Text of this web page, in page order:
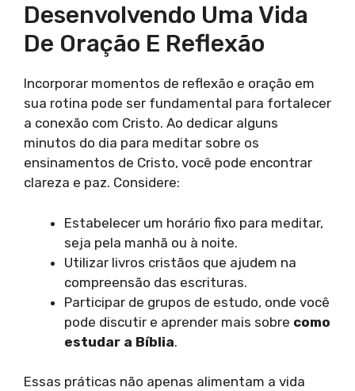
Desenvolvendo Uma Vida
De Oração E Reflexão
Incorporar momentos de reflexão e oração em
sua rotina pode ser fundamental para fortalecer
a conexão com Cristo. Ao dedicar alguns
minutos do dia para meditar sobre os
ensinamentos de Cristo, você pode encontrar
clareza e paz. Considere:
Estabelecer um horário fixo para meditar,
seja pela manhã ou à noite.
Utilizar livros cristãos que ajudem na
compreensão das escrituras.
Participar de grupos de estudo, onde você
pode discutir e aprender mais sobre como
estudar a Bíblia.
Essas práticas não apenas alimentam a vida